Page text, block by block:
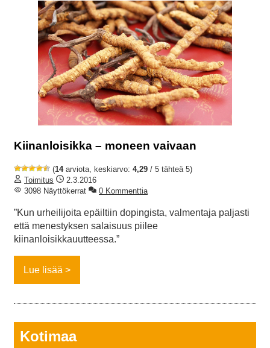
Kiinanloisikka – moneen vaivaan
(14arviota, keskiarvo: 4,29 / 5 tähteä 5)
Toimitus
2.3.2016
3098 Näyttökerrat
0 Kommenttia
”Kun urheilijoita epäiltiin dopingista, valmentaja paljasti
että menestyksen salaisuus piilee
kiinanloisikkauutteessa.”
Lue lisää
Kotimaa